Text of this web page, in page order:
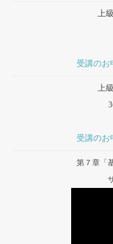
上
受講のお
上
受講のお
第７章「